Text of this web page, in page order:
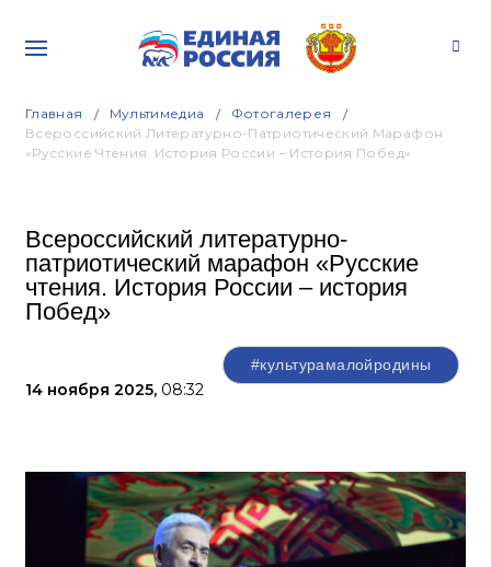
Главная Мультимедиа
Фотогалерея
Всероссийский Литературно-Патриотический Марафон
«Русские Чтения. История России – История Побед»
Всероссийский литературно-
патриотический марафон «Русские
чтения. История России – история
Побед»
14 ноября 2025, 08:32
#культурамалойродины